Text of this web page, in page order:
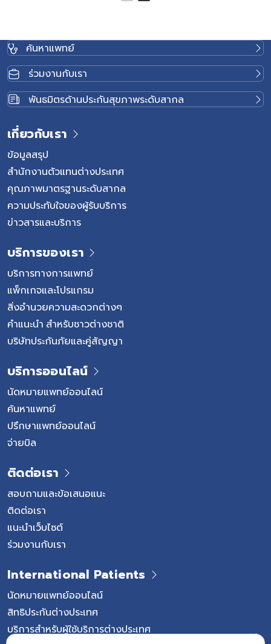
ค้นหาแพทย์
ร่วมงานกับเรา
พันธมิตรด้านประกันสุขภาพระดับสากล
เกี่ยวกับเรา
ข้อมูลสรุป
สำนักงานตัวแทนต่างประเทศ
คุณภาพมาตรฐานระดับสากล
ความประทับใจของผู้รับบริการ
ข่าวสารและบริการ
บริการของเรา
บริการทางการแพทย์
แพ็กเกจและโปรแกรม
สิ่งอำนวยความสะดวกต่างๆ
คำแนะนำ สำหรับชาวต่างชาติ
บริษัทประกันภัยและคู่สัญญา
บริการออนไลน์
นัดหมายแพทย์ออนไลน์
ค้นหาแพทย์
ปรึกษาแพทย์ออนไลน์
จ่ายบิล
ติดต่อเรา
สอบถามและข้อเสนอแนะ
ติดต่อเรา
แนะนำเว็บไซต์
ร่วมงานกับเรา
International Patients
นัดหมายแพทย์ออนไลน์
สิทธิประกันต่างประเทศ
บริการสำหรับผู้ใช้บริการต่างประเทศ